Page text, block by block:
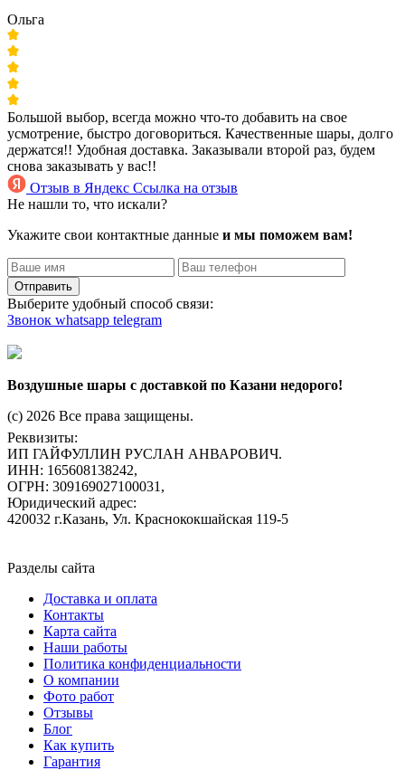
Ольга
Большой выбор, всегда можно что-то добавить на свое
усмотрение, быстро договориться. Качественные шары, долго
держатся!! Удобная доставка. Заказывали второй раз, будем
снова заказывать у вас!!
Отзыв в Яндекс Ссылка на отзыв
Не нашли то, что искали?
Укажите свои контактные данные и мы поможем вам!
Отправить
Выберите удобный способ связи:
Звонок whatsapp telegram
Воздушные шары с доставкой по Казани недорого!
(c) 2026 Все права защищены.
Реквизиты:
ИП ГАЙФУЛЛИН РУСЛАН АНВАРОВИЧ.
ИНН: 165608138242,
ОГРН: 309169027100031,
Юридический адрес:
420032 г.Казань, Ул. Краснококшайская 119-5
Разделы сайта
Доставка и оплата
Контакты
Карта сайта
Наши работы
Политика конфиденциальности
О компании
Фото работ
Отзывы
Блог
Как купить
Гарантия